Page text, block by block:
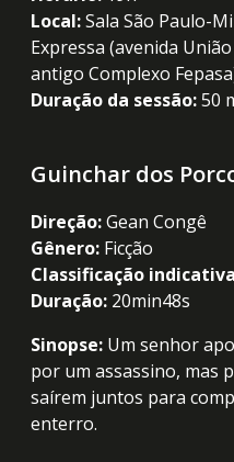
Local:Sala São Paulo-
Expressa (avenida
antigo Complexo
Duração da sessão:50
Guinchar dos
Direção:Gean Congê
Gênero: Ficção
Classificação
Duração: 20min48s
Sinopse: Um senhor
por um assassino, mas
saírem juntos para
enterro.